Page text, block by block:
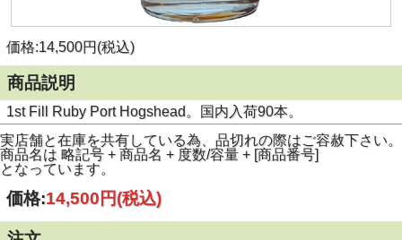
価格:14,500円(税込)
商品説明
1st Fill Ruby Port Hogshead。国内入荷90本。
実店舗と在庫を共有している為、品切れの際はご容赦下さい。
商品名は 略記号 + 商品名 + 度数/容量 + [商品番号]
となっています。
価格:14,500円(税込)